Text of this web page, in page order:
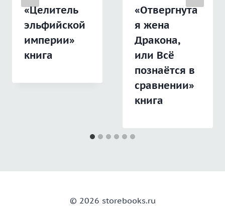
«Целитель
эльфийской
империи»
книга
«Отвергнута
я жена
Дракона,
или Всё
познаётся в
сравнении»
книга
© 2026 storebooks.ru